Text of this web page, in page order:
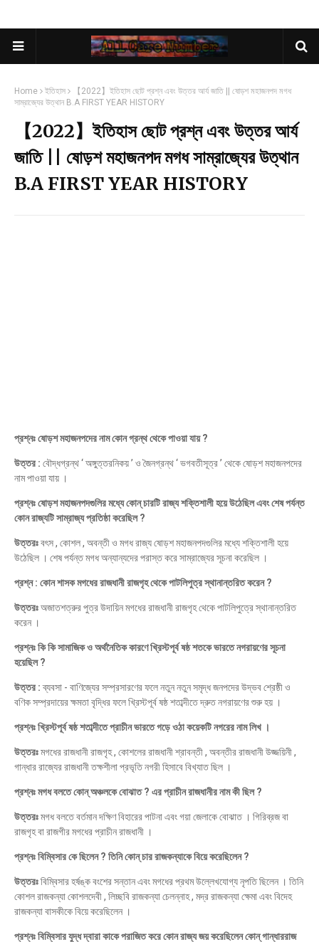
Home ইতিহাস
【2022】ইতিহাস ছোট প্রশ্ন এবং উত্তর আর্য জাতি || ষোড়শ মহাজনপদ মগধ
সাম্রাজ্যের উত্থান B.A FIRST YEAR HISTORY
【2022】ইতিহাস ছোট প্রশ্ন এবং উত্তর আর্য
জাতি || ষোড়শ মহাজনপদ মগধ সাম্রাজ্যের উত্থান
B.A FIRST YEAR HISTORY
প্রশ্নঃ ষোড়শ মহাজনপদের নাম কোন গ্রন্থ থেকে পাওয়া যায় ?
উত্তর : বৌদ্ধগ্রন্থ ‘ অঙ্গুত্তরনিকয় ’ ও জৈনগ্রন্থ ‘ ভগবতীসূত্র ’ থেকে ষোড়শ মহাজনপদের
নাম পাওয়া যায় ।
প্রশ্নঃ ষোড়শ মহাজনপদগুলির মধ্যে কোন্ চারটি রাজ্য শক্তিশালী হয়ে উঠেছিল এবং শেষ পর্যন্ত
কোন রাজ্যটি সাম্রাজ্য প্রতিষ্ঠা করেছিল ?
উত্তরঃবৎস , কোশল , অবন্তী ও মগধ রাজ্য ষোড়শ মহাজনপদগুলির মধ্যে শক্তিশালী হয়ে
উঠেছিল । শেষ পর্যন্ত মগধ অন্যান্যদের পরাস্ত করে সাম্রাজ্যের সূচনা করেছিল ।
প্রশ্ন : কোন শাসক মগধের রাজধানী রাজগৃহ থেকে পাটলিপুত্র স্থানান্তরিত করেন ?
উত্তরঃঅজাতশত্রুর পুত্র উদায়িন মগধের রাজধানী রাজগৃহ থেকে পাটলিপুত্রে স্থানান্তরিত
করেন ।
প্রশ্নঃ কি কি সামাজিক ও অর্থনৈতিক কারণে খ্রিস্টপূর্ব ষষ্ঠ শতকে ভারতে নগরায়ণের সূচনা
হয়েছিল ?
উত্তর :ব্যবসা - বাণিজ্যের সম্প্রসারণের ফলে নতুন নতুন সমৃদ্ধ জনপদের উদ্ভব শ্রেষ্ঠী ও
বণিক সম্প্রদায়ের ক্ষমতা বৃদ্ধির ফলে খ্রিস্টপূর্ব ষষ্ঠ শতাব্দীতে দ্রুত নগরায়ণের শুরু হয় ।
প্রশ্নঃ খ্রিস্টপূর্ব ষষ্ঠ শতাব্দীতে প্রাচীন ভারতে গড়ে ওঠা কয়েকটি নগরের নাম লিখ ।
উত্তরঃমগধের রাজধানী রাজগৃহ , কোশলের রাজধানী শ্রাবন্তী , অবন্তীর রাজধানী উজ্জয়িনী ,
গান্ধার রাজ্যের রাজধানী তক্ষশীলা প্রভৃতি নগরী হিসাবে বিখ্যাত ছিল ।
প্রশ্নঃ মগধ বলতে কোন্ অঞ্চলকে বোঝাত ? এর প্রাচীন রাজধানীর নাম কী ছিল ?
উত্তরঃমগধ বলতে বর্তমান দক্ষিণ বিহারের পাটনা এবং গয়া জেলাকে বোঝাত । গিরিব্রজ বা
রাজগৃহ বা রাজগীর মগধের প্রাচীন রাজধানী ।
প্রশ্নঃ বিম্বিসার কে ছিলেন ? তিনি কোন্ চার রাজকন্যাকে বিয়ে করেছিলেন ?
উত্তরঃবিম্বিসার হর্ষঙ্ক বংশের সন্তান এবং মগধের প্রথম উল্লেখযোগ্য নৃপতি ছিলেন । তিনি
কোশল রাজকন্যা কোশলদেবী , লিচ্ছবি রাজকন্যা চেলন্নাহ , মদ্র রাজকন্যা ক্ষেমা এবং বিদেহ
রাজকন্যা বাসকীকে বিয়ে করেছিলেন ।
প্রশ্নঃ বিম্বিসার যুদ্ধ দ্বারা কাকে পরাজিত করে কোন রাজ্য জয় করেছিলেন কোন্ গান্ধাররাজ